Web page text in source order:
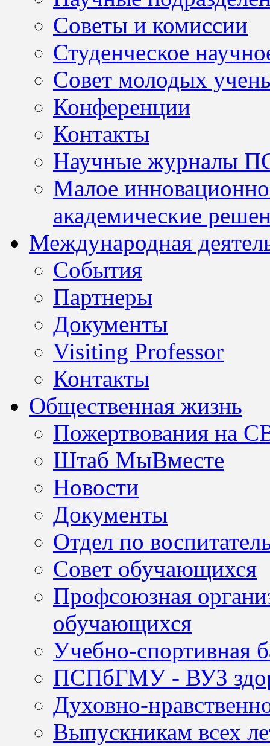
Советы и комиссии
Студенческое
Совет молодых
Конференции
Контакты
Научные журналы
Малое
академические
Международная
События
Партнеры
Документы
Visiting Professor
Контакты
Общественная жизнь
Пожертвования на
Штаб МыВместе
Новости
Документы
Отдел по
Совет обучающихся
Профсоюзная
обучающихся
Учебно-спортивная
ПСПбГМУ - ВУЗ
Духовно-
Выпускникам всех